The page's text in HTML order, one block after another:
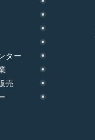
ター
売